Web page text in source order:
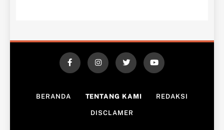
BERANDA TENTANG KAMI REDAKSI
DISCLAMER